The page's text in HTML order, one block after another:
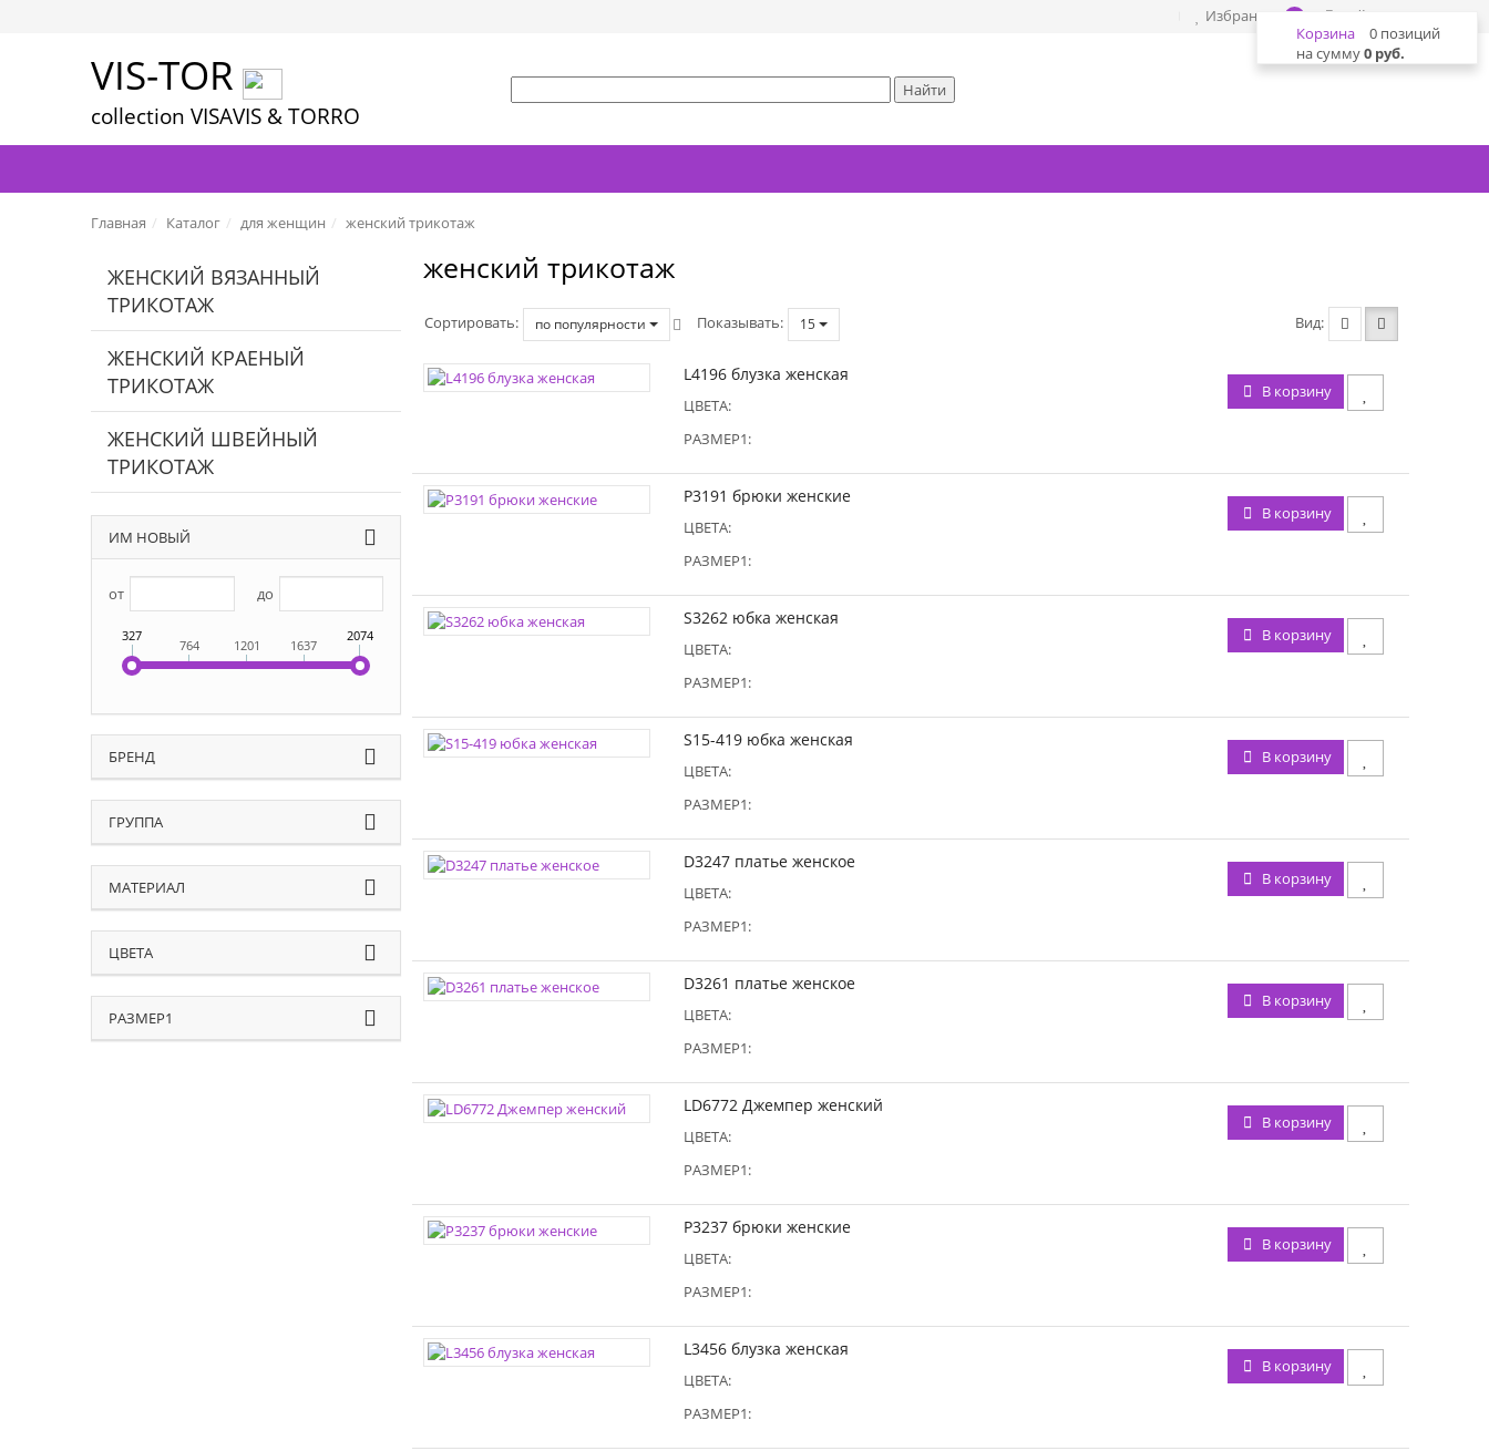
Войти
Избранное 0
VIS-TOR
collection VISAVIS & TORRO
Корзина
0 позиций
на сумму0 руб.
Главная Каталог для женщин женский трикотаж
женский трикотаж
ЖЕНСКИЙ ВЯЗАННЫЙ
ТРИКОТАЖ
ЖЕНСКИЙ КРАЕНЫЙ
ТРИКОТАЖ
ЖЕНСКИЙ ШВЕЙНЫЙ
ТРИКОТАЖ
ИМ НОВЫЙ
от до
327
764 1201 1637
2074
БРЕНД
ГРУППА
МАТЕРИАЛ
ЦВЕТА
РАЗМЕР1
Сортировать по популярности Показывать 15 Вид
L4196 блузка женская
ЦВЕТА:
РАЗМЕР1:
В корзину
P3191 брюки женские
ЦВЕТА:
РАЗМЕР1:
В корзину
S3262 юбка женская
ЦВЕТА:
РАЗМЕР1:
В корзину
S15-419 юбка женская
ЦВЕТА:
РАЗМЕР1:
В корзину
D3247 платье женское
ЦВЕТА:
РАЗМЕР1:
В корзину
D3261 платье женское
ЦВЕТА:
РАЗМЕР1:
В корзину
LD6772 Джемпер женский
ЦВЕТА:
РАЗМЕР1:
В корзину
P3237 брюки женские
ЦВЕТА:
РАЗМЕР1:
В корзину
L3456 блузка женская
ЦВЕТА:
РАЗМЕР1:
В корзину